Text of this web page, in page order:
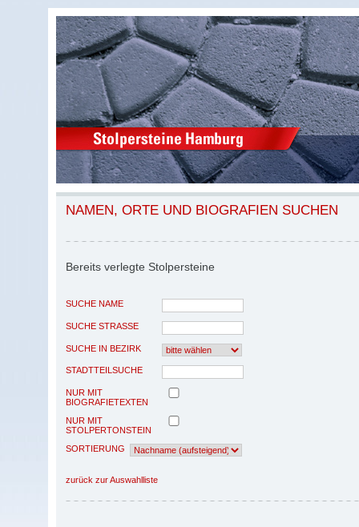
NAMEN, ORTE UND BIOGRAFIEN SUCHEN
Bereits verlegte Stolpersteine
SUCHE NAME
SUCHE STRASSE
SUCHE IN BEZIRK
STADTTEILSUCHE
NUR MIT
BIOGRAFIETEXTEN
NUR MIT
STOLPERTONSTEIN
SORTIERUNG
zurück zur Auswahlliste